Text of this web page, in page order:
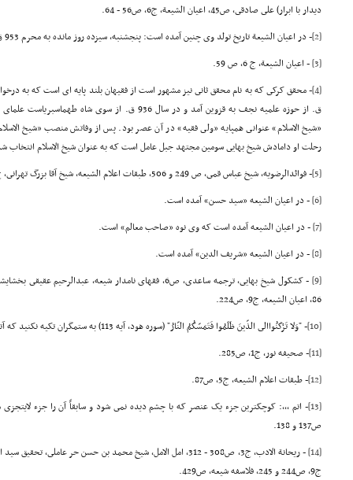
دیدار با ابرار) على صادقى، ص45, اعیان الشیعة، ج6، ص56 - 64.
[2] - در اعیان الشیعة تاریخ تولد وى چنین آمده است: پنجشنبه، سیزده روز مانده به محرم 953 ق. (رک: ج9، ص234.)
[3] - اعیان الشیعة، ج 6، ص 59.
[4]
ق. از حوزه علمیه نجف به قزوین آمد و در سال 936 ق. از
«شیخ الاسلام» عنوانى همپایه «ولى فقیه» در آن عصر بود. پس از وفاتش منصب «شیخ
رحلت او دامادش شیخ بهایى سومین مجتهد جبل عامل است که به عنوان شیخ الاسلام انتخاب
[5] - فوائدالرضویه، شیخ عباس قمى، ص 249 و 506, طبقات اعلام الشیعه، شیخ آقا بزرگ تهرانى، ج5، ص86 و 87.
[6] - در اعیان الشیعه «سید حسن» آمده است.
[7] - در اعیان الشیعه آمده است که وى نوه «صاحب معالم» است.
[8] - در اعیان الشیعه «شریف الدین» آمده است.
[9]
86, اعیان الشیعه، ج9، ص224.
[10]
- "وَلا تَرْکَنُواالى الذّینَ ظَلَمُوا فَتَمَسّکُمُ النّارُ" (سوره هود، آیه 113) به ستمگران تکیه نکنید که آتشى شما را فرا خواهد گرفت.
[11]
- صحیفه نور، ج1، ص285.
[12]
- طبقات اعلام الشیعه، ج5، ص87.
[13]
ص137 و 138.
[14]
ج9، ص244 و 245, فلاسفه شیعه، ص429.